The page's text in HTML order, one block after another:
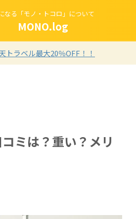
なる「モノ・トコロ」について
MONO.log
トラベル最大20％OFF！！
ミは？重い？メリ